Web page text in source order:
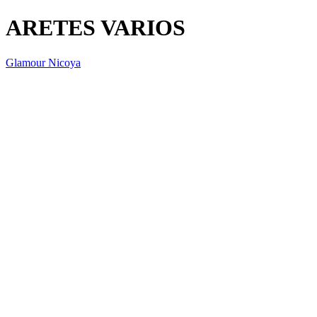
ARETES VARIOS
Glamour Nicoya